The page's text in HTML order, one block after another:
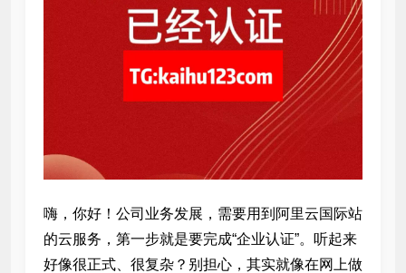
嗨，你好！公司业务发展，需要用到阿里云国际站
的云服务，第一步就是要完成“企业认证”。听起来
好像很正式、很复杂？别担心，其实就像在网上做